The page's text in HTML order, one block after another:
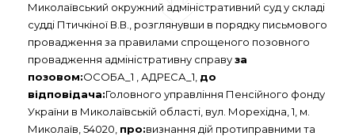
Миколаївський окружний адміністративний суд у складі
судді Птичкіної В.В., розглянувши в порядку письмового
провадження за правилами спрощеного позовного
провадження адміністративну справуза
позовом:ОСОБА_1 , АДРЕСА_1, до
відповідача:Головного управління Пенсійного фонду
України в Миколаївській області, вул. Морехідна, 1, м.
Миколаїв, 54020, про:визнання дій протиправними та